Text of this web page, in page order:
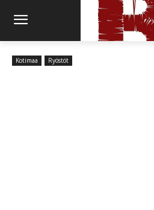
Kotimaa Ryöstöt